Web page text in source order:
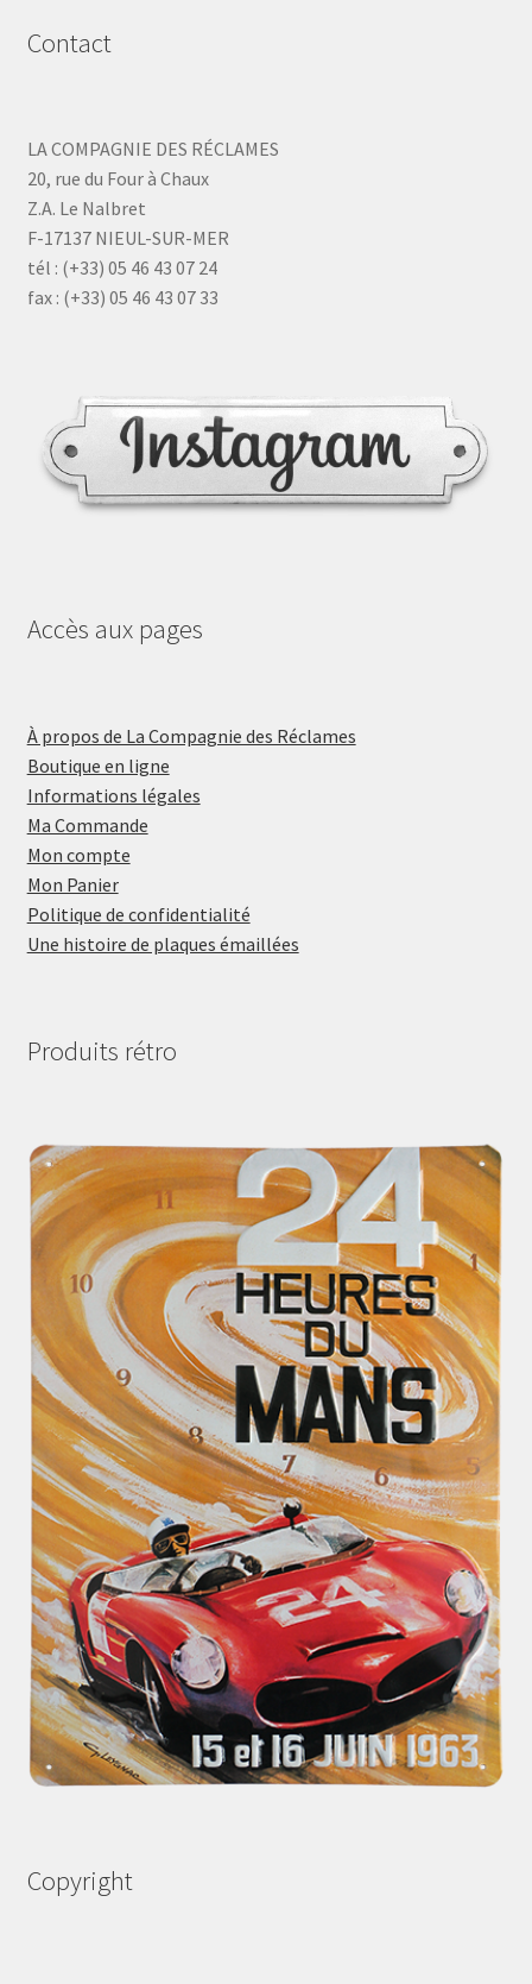
Contact
LA COMPAGNIE DES RÉCLAMES
20, rue du Four à Chaux
Z.A. Le Nalbret
F-17137 NIEUL-SUR-MER
tél : (+33) 05 46 43 07 24
fax : (+33) 05 46 43 07 33
Accès aux pages
À propos de La Compagnie des Réclames
Boutique en ligne
Informations légales
Ma Commande
Mon compte
Mon Panier
Politique de confidentialité
Une histoire de plaques émaillées
Produits rétro
Copyright